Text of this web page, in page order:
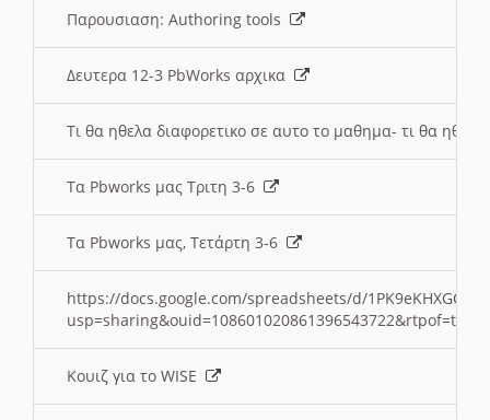
Παρουσιαση: Authoring tools
Δευτερα 12-3 PbWorks αρχικα
Τι θα ηθελα διαφορετικο σε αυτο το μαθημα- τι θα
Τα Pbworks μας Τριτη 3-6
Τα Pbworks μας, Τετάρτη 3-6
https://docs.google.com/spreadsheets/d/
Κουιζ για το WISE